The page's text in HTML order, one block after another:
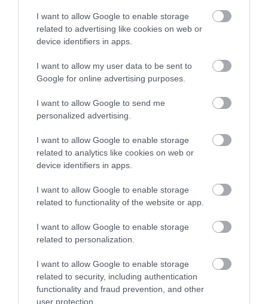
I want to allow Google to enable storage
related to advertising like cookies on web or
device identifiers in apps.
I want to allow my user data to be sent to
Google for online advertising purposes.
I want to allow Google to send me
personalized advertising.
I want to allow Google to enable storage
related to analytics like cookies on web or
device identifiers in apps.
I want to allow Google to enable storage
related to functionality of the website or app.
I want to allow Google to enable storage
related to personalization.
I want to allow Google to enable storage
related to security, including authentication
functionality and fraud prevention, and other
user protection.
Πάτρα: Θρήνος για μωράκι μόλις 8
ημερών – Νοσηλευόταν στη ΜΕΘ
Νεογνών
Αρχίζουν τα έργα για το νέο
08.08.2026 | 15:40
Φωτιά στη Βοιωτία: Έκτακτα
μέτρα στήριξης για την εστίαση
ζητά η ΠΣτΕ
Μεγάλη προσοχή στην Εύβοια:
08.08.2026 | 15:00
Όμιλος ΔΕΗ: Νέα συμφωνία για
χαρτοφυλάκιο έργων ΑΠΕ
08.08.2026 | 14:40
Αγανάκτηση σε χωριό
της Εύβοιας: Μένουν
Σοβαρή καταγγελία
Σε πελάγη ευτυχίας
Εύβοια! Έγινε για τρίτη
φορά παππούς!
Ευρυδίκη Βαλαβάνη: Οι
οικογενειακές
διακοπές στην Εύβοια!
Δείτε σε ποια παραλία
«Κόκκινος»
συναγερμός στην
Εύβοια: Red Code αύριο
Κυριακή – Αυξημένη